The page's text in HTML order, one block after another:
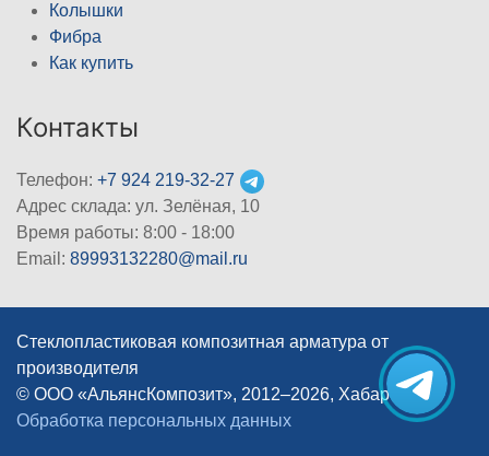
Колышки
Фибра
Как купить
Контакты
Телефон: +7 924 219-32-27
Адрес склада: ул. Зелёная, 10
Время работы: 8:00 - 18:00
Email: 89993132280@mail.ru
Стеклопластиковая композитная арматура от
производителя
© ООО «АльянсКомпозит», 2012–2026, Хабаровск
Обработка персональных данных